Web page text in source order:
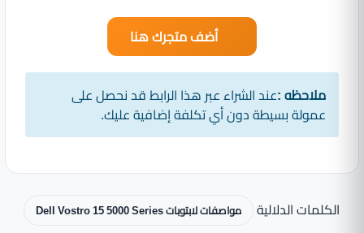
أضف متجرك هنا
ملاحظه :عند الشراء عبر هذا الرابط قد نحصل على
عمولة بسيطة دون أي تكلفة إضافية عليك.
الكلمات الدلالية مواصفات لابتوبات Dell Vostro 15 5000 Series